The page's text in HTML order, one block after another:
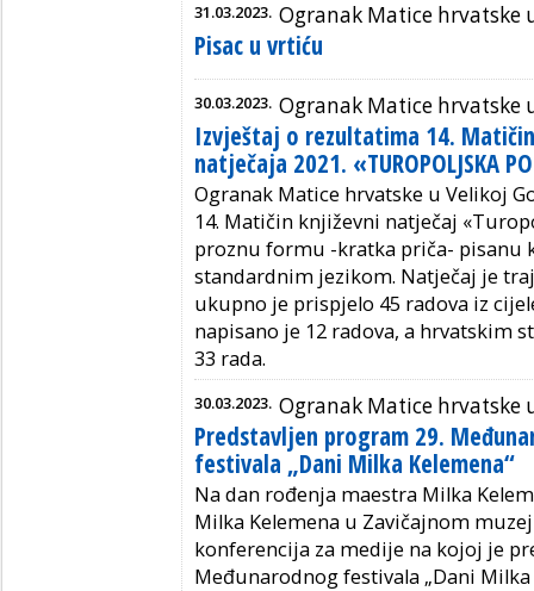
31.03.2023. Ogranak Matice hrvatske
Pisac u vrtiću
30.03.2023. Ogranak Matice hrvatske
Izvještaj o rezultatima 14.
natječaja 2021. «TUROPOLJSKA
Ogranak Matice hrvatske u Velikoj
14. Matičin književni natječaj
proznu formu -kratka priča- pisanu
standardnim jezikom. Natječaj je
ukupno je prispjelo 45 radova iz
napisano je 12 radova, a hrvatskim
33 rada.
30.03.2023. Ogranak Matice hrvatske
Predstavljen program 29.
festivala „Dani Milka Kelemena“
Na dan rođenja maestra Milka
Milka Kelemena u Zavičajnom
konferencija za medije na kojoj je
Međunarodnog festivala „Dani Milka